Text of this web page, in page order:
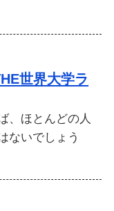
世界大学ラ
、ほとんどの人
ないでしょう